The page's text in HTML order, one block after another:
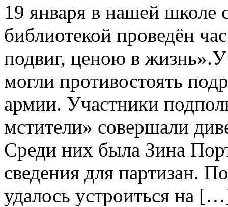
19 января в нашей школе
библиотекой проведён
подвиг, ценою в
могли противостоять
армии. Участники
мстители» совершали
Среди них была Зина
сведения для партизан.
удалось устроиться на